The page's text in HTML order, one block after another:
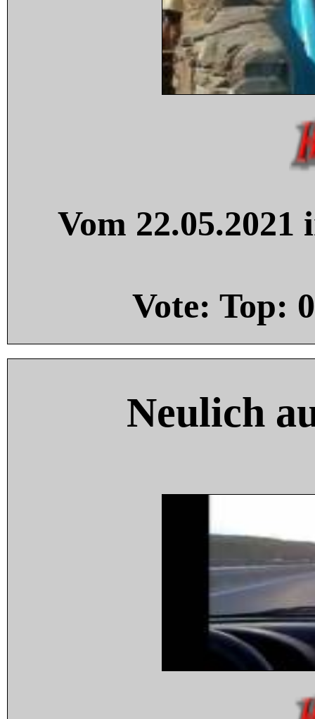
Vom
Vote: Top: 0
Neulich